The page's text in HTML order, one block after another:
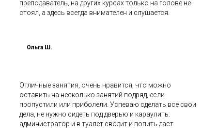
преподаватель, на других курсах только на голове не
стоял, а здесь всегда внимателен и слушается.
Ольга Ш.
Отличные занятия, очень нравится, что можно
оставить на несколько занятий подряд, если
пропустили или приболели. Успеваю сделать все свои
дела, не нужно сидеть под дверью и караулить:
администратор и в туалет сводит и попить даст.